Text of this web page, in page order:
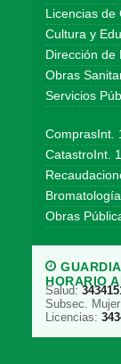
Licencias de
Cultura y
Dirección de
Obras
Servicios
ComprasInt.
CatastroInt.
Obras
HORARIO
Salud:
Subsec.
Licencias: